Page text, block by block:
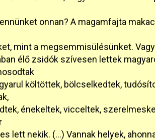
onnan? A magamfajta
mint a megsemmisülésünket.
élő zsidók szívesen lettek
költöttek, bölcselkedtek,
énekeltek, vicceltek,
lett nekik. (…) Vannak helyek,